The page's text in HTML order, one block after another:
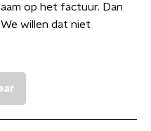
op het factuur. Dan
willen dat niet